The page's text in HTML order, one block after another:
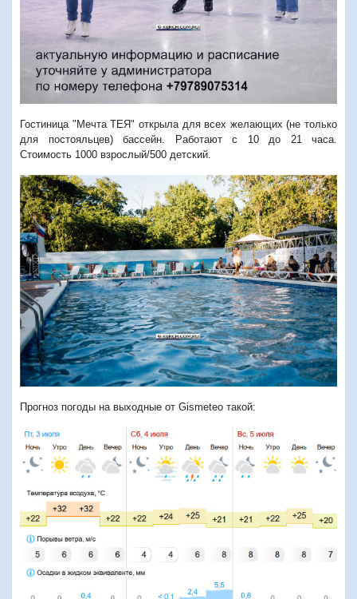
Гостиница "Мечта ТЕЯ" открыла для всех желающих (не только
для постояльцев) бассейн. Работают с 10 до 21 часа.
Стоимость 1000 взрослый/500 детский.
Прогноз погоды на выходные от Gismeteo такой: